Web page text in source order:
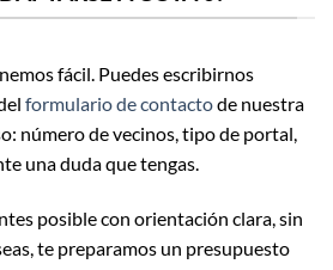
fácil. Puedes escribirnos
formulario de contactode nuestra
número de vecinos, tipo de portal,
una duda que tengas.
posible con orientación clara, sin
te preparamos un presupuesto